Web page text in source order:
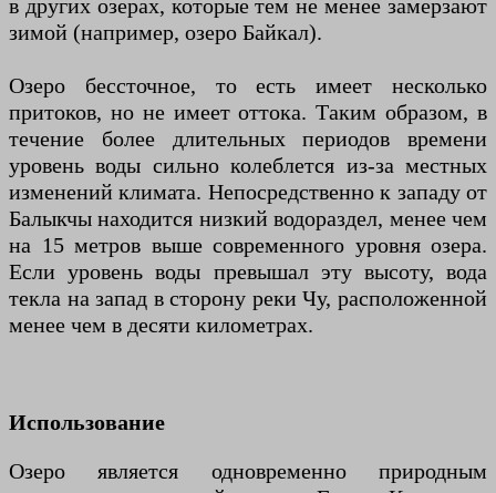
в других озерах, которые тем не менее замерзают
зимой (например, озеро Байкал).
Озеро бессточное, то есть имеет несколько
притоков, но не имеет оттока. Таким образом, в
течение более длительных периодов времени
уровень воды сильно колеблется из-за местных
изменений климата. Непосредственно к западу от
Балыкчы находится низкий водораздел, менее чем
на 15 метров выше современного уровня озера.
Если уровень воды превышал эту высоту, вода
текла на запад в сторону реки Чу, расположенной
менее чем в десяти километрах.
Использование
Озеро является одновременно природным